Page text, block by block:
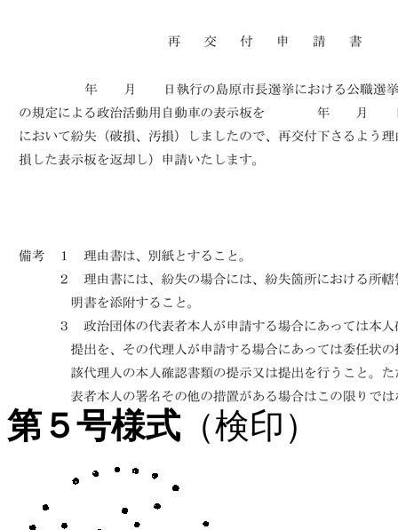
第５号様式（検印）